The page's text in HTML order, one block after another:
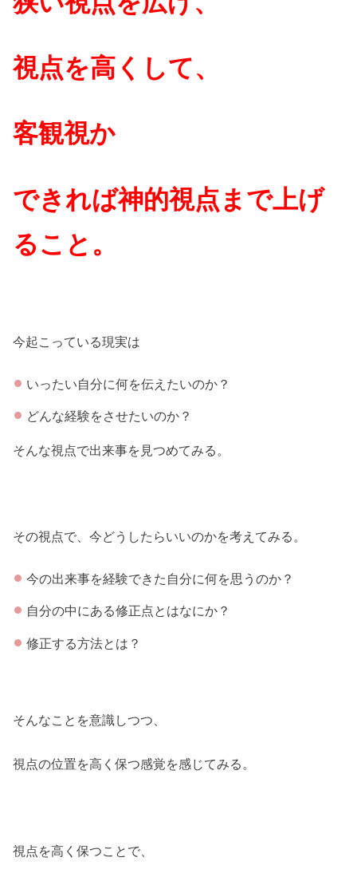
視点を高くして、
客観視か
できれば神的視点まで上げ
ること。
今起こっている現実は
いったい自分に何を伝えたいのか？
どんな経験をさせたいのか？
そんな視点で出来事を見つめてみる。
その視点で、今どうしたらいいのかを考えてみる。
今の出来事を経験できた自分に何を思うのか？
自分の中にある修正点とはなにか？
修正する方法とは？
そんなことを意識しつつ、
視点の位置を高く保つ感覚を感じてみる。
視点を高く保つことで、